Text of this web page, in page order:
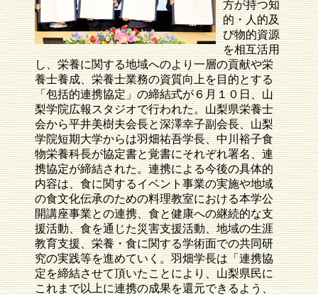
方が持つ知
的・人的及
び物的資源
を相互活用
し、栄養に関する地域へのより一層の貢献や栄
養士養成、栄養士業務の資質向上を目的とする
「包括的連携協定」の締結式が６月１０日、山
梨学院広報スタジオで行われた。山梨県栄養士
会から平井美樹夫会長と深澤幸子副会長、山梨
学院短期大学からは羽畑祐吾学長、中川裕子食
物栄養科長が協定書と覚書にそれぞれ署名、連
携協定が締結された。連携による今後の具体的
内容は、食に関するイベント事業の実施や地域
の食文化伝承のための料理教室における本学公
開講座事業との連携、食と健康への継続的な支
援活動、食を通じた災害支援活動、地域の生涯
教育支援、栄養・食に関する学術面での共同研
究の実践等を進めていく。羽畑学長は「連携協
定を締結させて頂いたことにより、山梨県民に
これまで以上に連携の成果を還元できるよう、